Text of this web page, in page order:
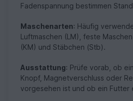
Fadenspannung bestimmen
Maschenarten: Häufig
Luftmaschen (LM), feste
(KM) und Stäbchen (Stb).
Ausstattung: Prüfe vorab, ob
Knopf, Magnetverschluss oder
vorgesehen ist und ob ein Futter